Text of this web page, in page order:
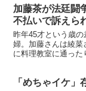
加藤茶が法廷闘
不払いで訴えら
昨年45才という歳
婦。加藤さんは綾
に料理教室に通っ
「めちゃイケ」